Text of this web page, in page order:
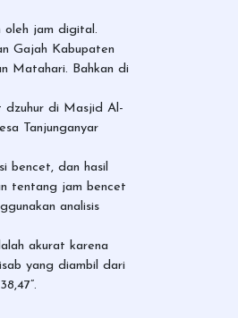
oleh jam digital.
Gajah Kabupaten
Matahari. Bahkan di
dzuhur di Masjid Al-
Tanjunganyar
bencet, dan hasil
tentang jam bencet
analisis
akurat karena
yang diambil dari